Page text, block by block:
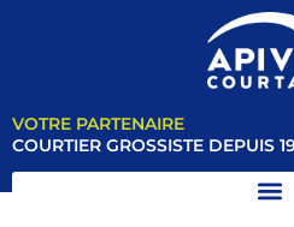
VOTRE PARTENAIRE
COURTIER GROSSISTE DEPUIS